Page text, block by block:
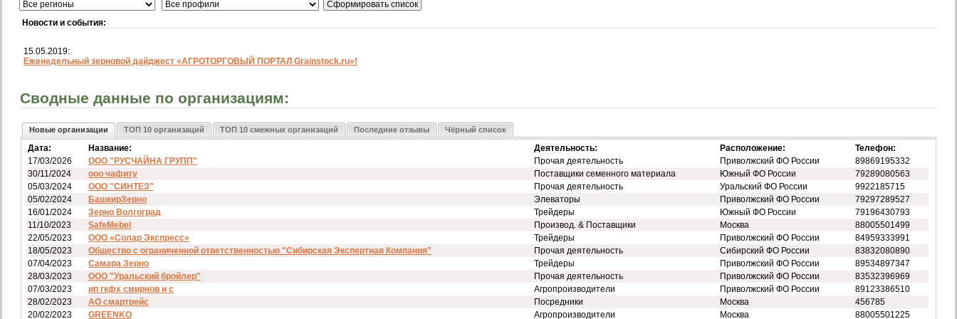
Новости и события:
15.05.2019:
Еженедельный зерновой дайджест «АГРОТОРГОВЫЙ ПОРТАЛ Grainstock.ru»!
Сводные данные по организациям:
Новые организации ТОП 10 организаций ТОП 10 смежных организаций Последние отзывы Чёрный список
Дата: Название: Деятельность: Расположение:
Телефон:
17/03/2026
ООО "РУСЧАЙНА ГРУПП" Прочая деятельность Приволжский ФО России
89869195332
30/11/2024
ооо чафиту Поставщики семенного материала Южный ФО России
79289080563
05/03/2024
ООО "СИНТЕЗ" Прочая деятельность Уральский ФО России
9922185715
05/02/2024
БашкирЗерно Элеваторы Приволжский ФО России
79297289527
16/01/2024
Зерно Волгоград Трейдеры Южный ФО России
79196430793
11/10/2023
SafeMebel Производ. & Поставщики Москва
88005501499
22/05/2023
ООО «Солар Экспресс» Трейдеры Приволжский ФО России
84959333991
18/05/2023
Общество с ограниченной ответственностью "Сибирская Экспертная Компания" Прочая деятельность Сибирский ФО России
83832080890
07/04/2023
Самара Зерно Трейдеры Приволжский ФО России
89534897347
28/03/2023
ООО "Уральский бройлер" Прочая деятельность Приволжский ФО России
83532396969
07/03/2023
ип гкфх смирнов и с Агропроизводители Приволжский ФО России
89123386510
28/02/2023
АО смартрейс Посредники Москва
456785
20/02/2023
GREENKO Агропроизводители Москва 88005501225